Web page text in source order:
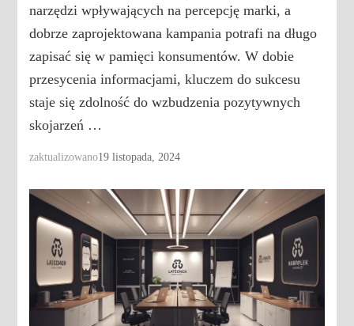
narzędzi wpływających na percepcję marki, a
dobrze zaprojektowana kampania potrafi na długo
zapisać się w pamięci konsumentów. W dobie
przesycenia informacjami, kluczem do sukcesu
staje się zdolność do wzbudzenia pozytywnych
skojarzeń …
zaktualizowano19 listopada, 2024